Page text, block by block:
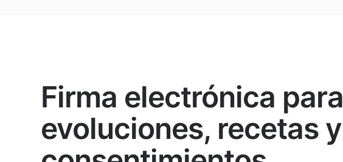
Firma electrónica para
evoluciones, recetas y